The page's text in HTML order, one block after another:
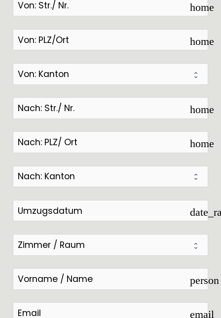
home
home
home
home
person
email